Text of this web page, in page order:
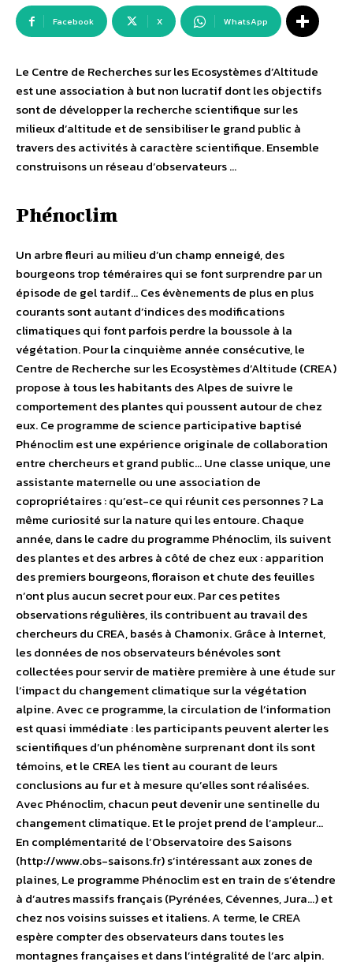
Facebook X WhatsApp
Le Centre de Recherches sur les Ecosystèmes d’Altitude
est une association à but non lucratif dont les objectifs
sont de développer la recherche scientifique sur les
milieux d’altitude et de sensibiliser le grand public à
travers des activités à caractère scientifique. Ensemble
construisons un réseau d’observateurs …
Phénoclim
Un arbre fleuri au milieu d’un champ enneigé, des
bourgeons trop téméraires qui se font surprendre par un
épisode de gel tardif… Ces évènements de plus en plus
courants sont autant d’indices des modifications
climatiques qui font parfois perdre la boussole à la
végétation. Pour la cinquième année consécutive, le
Centre de Recherche sur les Ecosystèmes d’Altitude (CREA)
propose à tous les habitants des Alpes de suivre le
comportement des plantes qui poussent autour de chez
eux. Ce programme de science participative baptisé
Phénoclim est une expérience originale de collaboration
entre chercheurs et grand public… Une classe unique, une
assistante maternelle ou une association de
copropriétaires : qu’est-ce qui réunit ces personnes ? La
même curiosité sur la nature qui les entoure. Chaque
année, dans le cadre du programme Phénoclim, ils suivent
des plantes et des arbres à côté de chez eux : apparition
des premiers bourgeons, floraison et chute des feuilles
n’ont plus aucun secret pour eux. Par ces petites
observations régulières, ils contribuent au travail des
chercheurs du CREA, basés à Chamonix. Grâce à Internet,
les données de nos observateurs bénévoles sont
collectées pour servir de matière première à une étude sur
l’impact du changement climatique sur la végétation
alpine. Avec ce programme, la circulation de l’information
est quasi immédiate : les participants peuvent alerter les
scientifiques d’un phénomène surprenant dont ils sont
témoins, et le CREA les tient au courant de leurs
conclusions au fur et à mesure qu’elles sont réalisées.
Avec Phénoclim, chacun peut devenir une sentinelle du
changement climatique. Et le projet prend de l’ampleur…
En complémentarité de l’Observatoire des Saisons
(http://www.obs-saisons.fr) s’intéressant aux zones de
plaines, Le programme Phénoclim est en train de s’étendre
à d’autres massifs français (Pyrénées, Cévennes, Jura…) et
chez nos voisins suisses et italiens. A terme, le CREA
espère compter des observateurs dans toutes les
montagnes françaises et dans l’intégralité de l’arc alpin.